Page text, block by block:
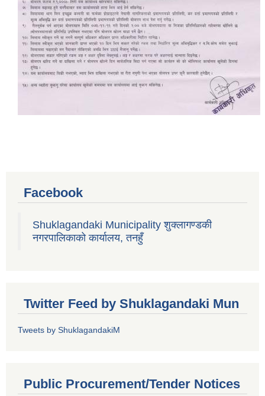
Facebook
Shuklagandaki Municipality शुक्लागण्डकी
नगरपालिकाको कार्यालय, तनहुँ
Twitter Feed by Shuklagandaki Mun
Tweets by ShuklagandakiM
Public Procurement/Tender Notices